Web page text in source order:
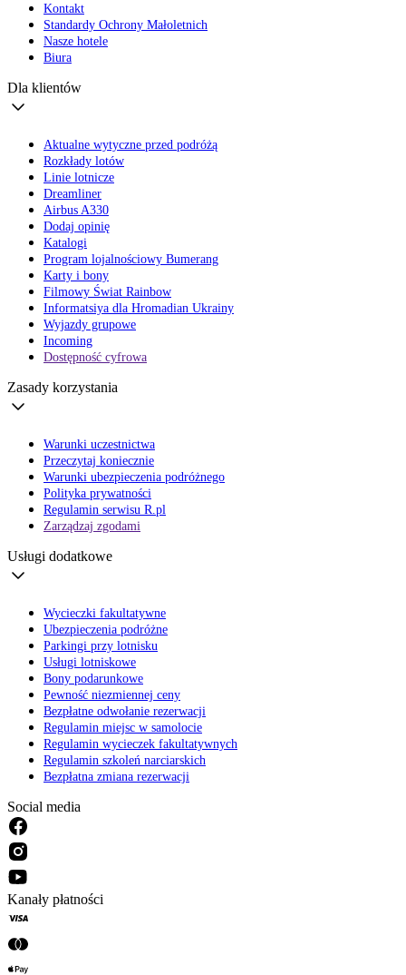
Kontakt
Standardy Ochrony Małoletnich
Nasze hotele
Biura
Dla klientów
Aktualne wytyczne przed podróżą
Rozkłady lotów
Linie lotnicze
Dreamliner
Airbus A330
Dodaj opinię
Katalogi
Program lojalnościowy Bumerang
Karty i bony
Filmowy Świat Rainbow
Informatsiya dla Hromadian Ukrainy
Wyjazdy grupowe
Incoming
Dostępność cyfrowa
Zasady korzystania
Warunki uczestnictwa
Przeczytaj koniecznie
Warunki ubezpieczenia podróżnego
Polityka prywatności
Regulamin serwisu R.pl
Zarządzaj zgodami
Usługi dodatkowe
Wycieczki fakultatywne
Ubezpieczenia podróżne
Parkingi przy lotnisku
Usługi lotniskowe
Bony podarunkowe
Pewność niezmiennej ceny
Bezpłatne odwołanie rezerwacji
Regulamin miejsc w samolocie
Regulamin wycieczek fakultatywnych
Regulamin szkoleń narciarskich
Bezpłatna zmiana rezerwacji
Social media
Kanały płatności